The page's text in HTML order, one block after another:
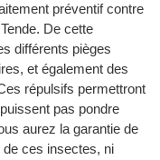
préventif contre
De cette
différents pièges
et également des
répulsifs permettront
pas pondre
aurez la garantie de
ces insectes, ni